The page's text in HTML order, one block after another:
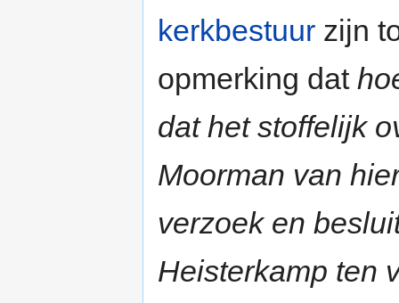
kerkbestuur zijn
opmerking dat
dat het stoffelijk
Moorman van
verzoek en
Heisterkamp ten